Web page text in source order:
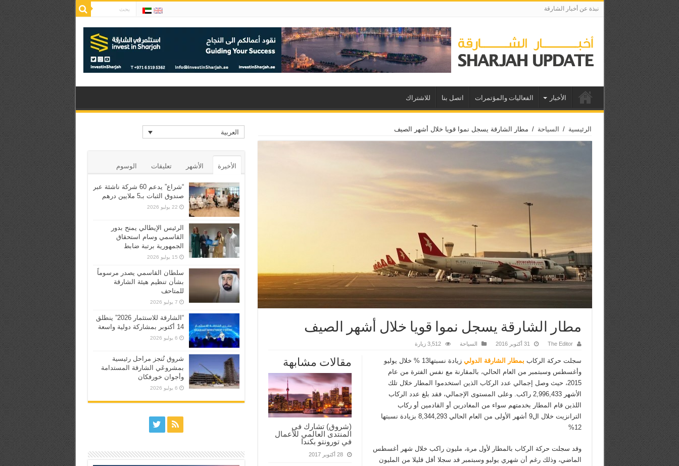
نبذة عن أخبار الشارقة
الأخبار الفعاليات والمؤتمرات اتصل بنا للاشتراك
الرئيسية / السياحة / مطار الشارقة يسجل نموا قويا خلال أشهر الصيف
مطار الشارقة يسجل نموا قويا خلال أشهر الصيف
The Editor 31 أكتوبر 2016 السياحة 3,512 زيارة
مقالات مشابهة
(شروق) تشارك في
المنتدى العالمي للأعمال
في تورونتو بكندا
28 أكتوبر 2017
سجلت حركة الركاب بمطار الشارقة الدولي
زيادة نسبتها13 % خلال يوليو
وأغسطس وسبتمبر من العام الحالي، بالمقارنة مع نفس الفترة من عام
2015، حيث وصل إجمالي عدد الركاب الذين استخدموا المطار خلال تلك
الأشهر 2,996,433 راكب. وعلى المستوى الإجمالي، فقد بلغ عدد الركاب
اللذين قام المطار بخدمتهم سواء من المغادرين أو القادمين أو ركاب
الترانزيت خلال ال9 أشهر الأولى من العام الحالي 8,344,293 بزيادة نسبتها
12%
وقد سجلت حركة الركاب بالمطار لأول مرة، مليون راكب خلال شهر أغسطس
الماضي، وذلك رغم أن شهري يوليو وسبتمبر قد سجلا أقل قليلا من المليون
العربية
الأخيرة الأشهر تعليقات الوسوم
“شراع” يدعم 60 شركة ناشئة عبر
صندوق الثبات بـ5 ملايين درهم
22 يوليو 2026
الرئيس الإيطالي يمنح بدور
القاسمي وسام استحقاق
الجمهورية برتبة ضابط
15 يوليو 2026
سلطان القاسمي يصدر مرسوماً
بشأن تنظيم هيئة الشارقة
للمتاحف
7 يوليو 2026
“الشارقة للاستثمار 2026” ينطلق
14 أكتوبر بمشاركة دولية واسعة
6 يوليو 2026
شروق تُنجز مراحل رئيسية
بمشروعَي الشارقة المستدامة
وأجوان خورفكان
6 يوليو 2026